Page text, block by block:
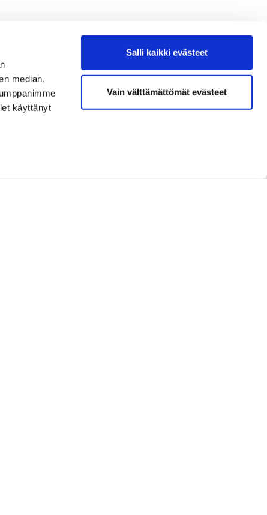
median,
käyttänyt
Salli kaikki evästeet
Vain välttämättömät evästeet